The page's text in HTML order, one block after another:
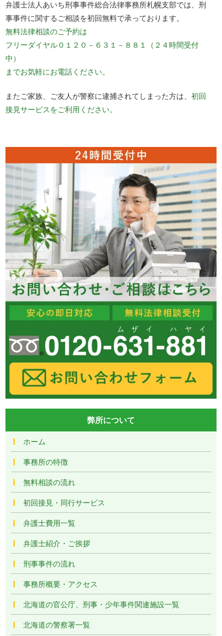
弁護士法人あいち刑事事件総合法律事務所札幌支部では、刑
事事件に関するご相談を初回無料で承っております。
無料法律相談のご予約は
フリーダイヤル０１２０－６３１－８８１（２４時間受付
中）
までお気軽にお電話ください。
またご家族、ご友人が警察に逮捕されてしまった方は、初回
接見サービスをご利用ください。
弊所について
ホーム
事務所の特徴
無料相談の流れ
初回接見・同行サービス
弁護士費用一覧
弁護士紹介・ご挨拶
刑事事件の流れ
事務所概要・アクセス
北海道の官公庁、刑事・少年事件関連施設一覧
北海道の警察署一覧